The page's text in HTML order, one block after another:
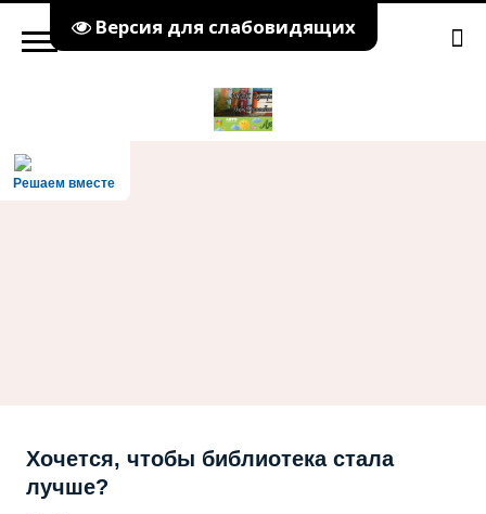
Версия для слабовидящих
Решаем вместе
Хочется, чтобы библиотека стала
лучше?